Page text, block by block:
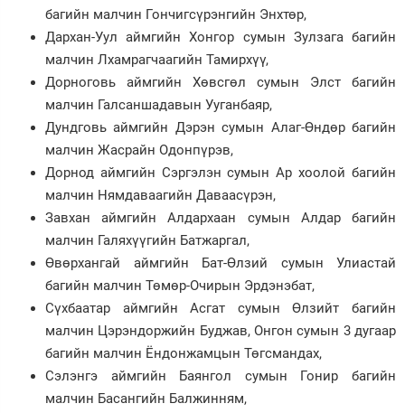
багийн малчин Гончигсүрэнгийн Энхтөр,
Дархан-Уул аймгийн Хонгор сумын Зулзага багийн
малчин Лхамрагчаагийн Тамирхүү,
Дорноговь аймгийн Хөвсгөл сумын Элст багийн
малчин Галсаншадавын Ууганбаяр,
Дундговь аймгийн Дэрэн сумын Алаг-Өндөр багийн
малчин Жасрайн Одонпүрэв,
Дорнод аймгийн Сэргэлэн сумын Ар хоолой багийн
малчин Нямдаваагийн Даваасүрэн,
Завхан аймгийн Алдархаан сумын Алдар багийн
малчин Галяхүүгийн Батжаргал,
Өвөрхангай аймгийн Бат-Өлзий сумын Улиастай
багийн малчин Төмөр-Очирын Эрдэнэбат,
Сүхбаатар аймгийн Асгат сумын Өлзийт багийн
малчин Цэрэндоржийн Буджав, Онгон сумын 3 дугаар
багийн малчин Ёндонжамцын Төгсмандах,
Сэлэнгэ аймгийн Баянгол сумын Гонир багийн
малчин Басангийн Балжинням,